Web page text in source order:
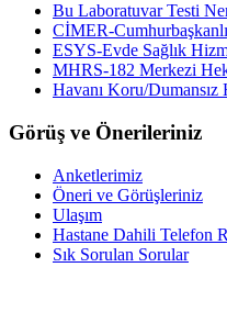
Bu Laboratuvar Testi
CİMER-
ESYS-Evde Sağlık
MHRS-182 Merkezi
Havanı Koru/Dumansız
Görüş ve Önerileriniz
Anketlerimiz
Öneri ve Görüşleriniz
Ulaşım
Hastane Dahili Telefon
Sık Sorulan Sorular